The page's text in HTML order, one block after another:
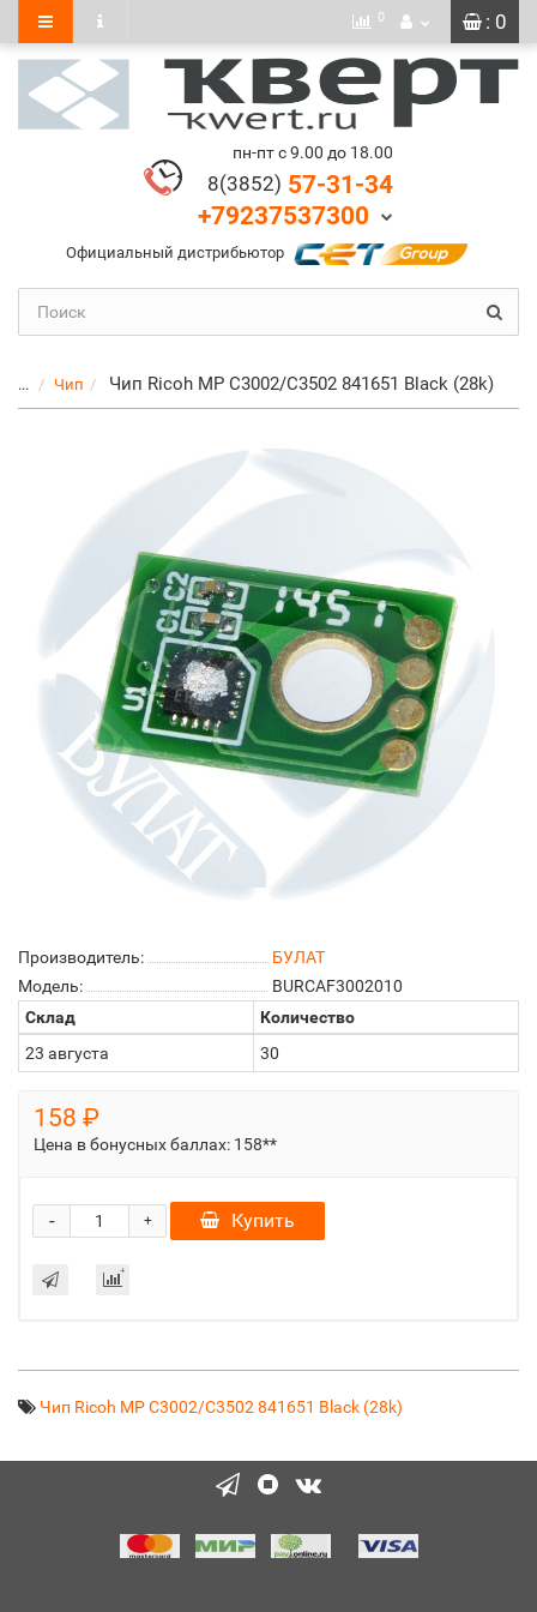
: 0
0
пн-пт с 9.00 до 18.00
8(3852) 57-31-34
+79237537300
Официальный дистрибьютор
... Чип Чип Ricoh MP C3002/C3502 841651 Black (28k)
Производитель:
БУЛАТ
Модель:
BURCAF3002010
Склад
Количество
23 августа
30
158 ₽
Цена в бонусных баллах: 158**
+
- Купить
Чип Ricoh MP C3002/C3502 841651 Black (28k)